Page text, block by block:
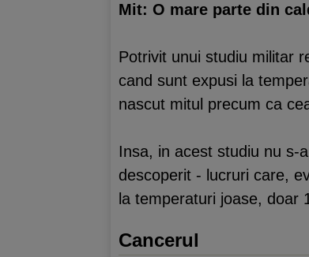
Mit: O mare parte din
Potrivit unui studiu militar
cand sunt expusi la
nascut mitul precum ca
Insa, in acest studiu nu s-
descoperit - lucruri care,
la temperaturi joase, doar
Cancerul